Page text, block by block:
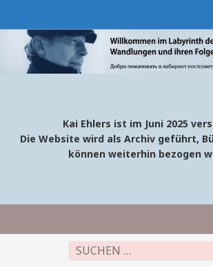
Kai Ehlers ist im Juni 2025
Die Website wird als Archiv geführt,
können weiterhin bezogen